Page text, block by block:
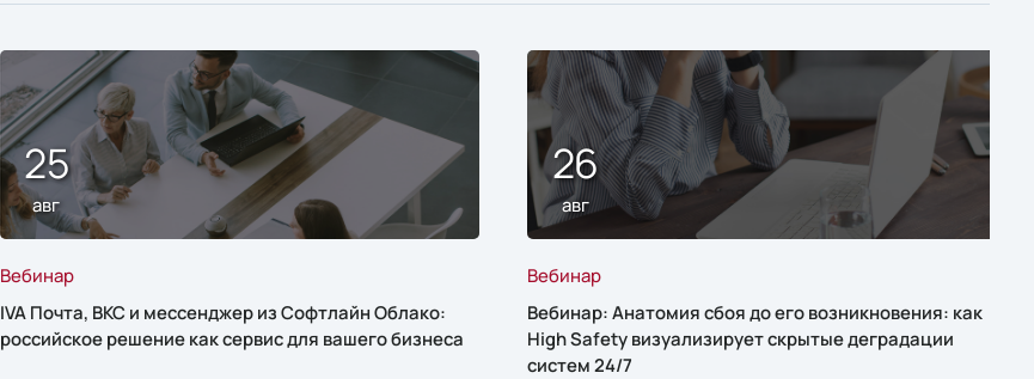
25
авг
Вебинар
IVA Почта, ВКС и мессенджер из Софтлайн Облако:
российское решение как сервис для вашего бизнеса
26
авг
Вебинар
Вебинар: Анатомия сбоя до его возникновения: как
High Safety визуализирует скрытые деградации
систем 24/7